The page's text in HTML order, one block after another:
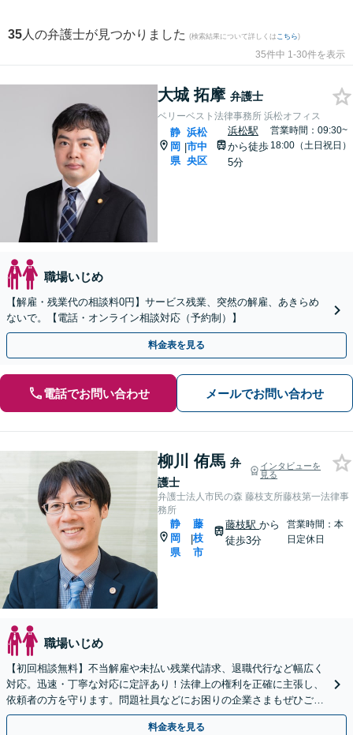
35 人の弁護士が見つかりました (検索結果について詳しくは こちら)
35件中 1-30件を表示
大城 拓摩 弁護士
ベリーベスト法律事務所 浜松オフィス
静
岡
県
|
浜松
市中
央区
浜松駅
から徒歩
5分
営業時間：09:30~
18:00（土日祝日）
職場いじめ
【解雇・残業代の相談料0円】サービス残業、突然の解雇、あきらめ
ないで。【電話・オンライン相談対応（予約制）】
料金表を見る
電話でお問い合わせ メールでお問い合わせ
柳川 侑馬 弁
護士
インタビューを
見る
弁護士法人市民の森 藤枝支所藤枝第一法律事
務所
静
岡
県
|
藤
枝
市
藤枝駅から
徒歩3分
営業時間：本
日定休日
職場いじめ
【初回相談無料】不当解雇や未払い残業代請求、退職代行など幅広く
対応。迅速・丁寧な対応に定評あり！法律上の権利を正確に主張し、
依頼者の方を守ります。問題社員などにお困りの企業さまもぜひご相
談ください【電話相談可】【藤枝駅１分】【法テラス可】
料金表を見る